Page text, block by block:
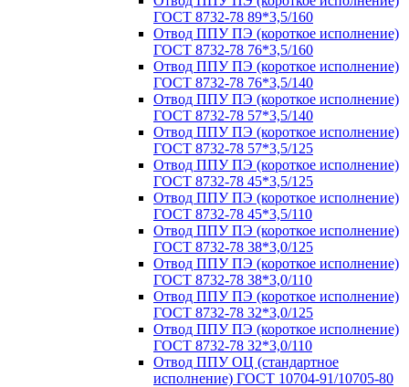
ГОСТ 8732-78 89*3,5/160
Отвод ППУ ПЭ (короткое исполнение)
ГОСТ 8732-78 76*3,5/160
Отвод ППУ ПЭ (короткое исполнение)
ГОСТ 8732-78 76*3,5/140
Отвод ППУ ПЭ (короткое исполнение)
ГОСТ 8732-78 57*3,5/140
Отвод ППУ ПЭ (короткое исполнение)
ГОСТ 8732-78 57*3,5/125
Отвод ППУ ПЭ (короткое исполнение)
ГОСТ 8732-78 45*3,5/125
Отвод ППУ ПЭ (короткое исполнение)
ГОСТ 8732-78 45*3,5/110
Отвод ППУ ПЭ (короткое исполнение)
ГОСТ 8732-78 38*3,0/125
Отвод ППУ ПЭ (короткое исполнение)
ГОСТ 8732-78 38*3,0/110
Отвод ППУ ПЭ (короткое исполнение)
ГОСТ 8732-78 32*3,0/125
Отвод ППУ ПЭ (короткое исполнение)
ГОСТ 8732-78 32*3,0/110
Отвод ППУ ОЦ (стандартное
исполнение) ГОСТ 10704-91/10705-80